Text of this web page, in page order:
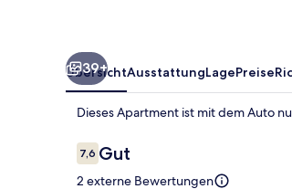
39+
ÜbersichtAusstattungLagePreise
Dieses Apartment ist mit dem Auto
Bewertungen
7,67,6 von 10.
Gut
2 externe Bewertungen